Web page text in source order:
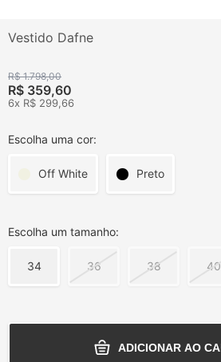
Vestido Dafne
R$ 1.798,00
R$ 359,60
6x R$ 299,66
Escolha uma cor:
Off White Preto
Escolha um tamanho:
34 36 38 40
ADICIONAR AO